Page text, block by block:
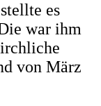
es
war ihm
von März